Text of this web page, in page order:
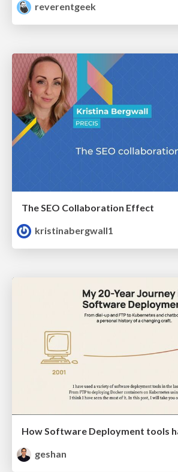
reverentgeek
The SEO Collaboration Effect
kristinabergwall1
geshan